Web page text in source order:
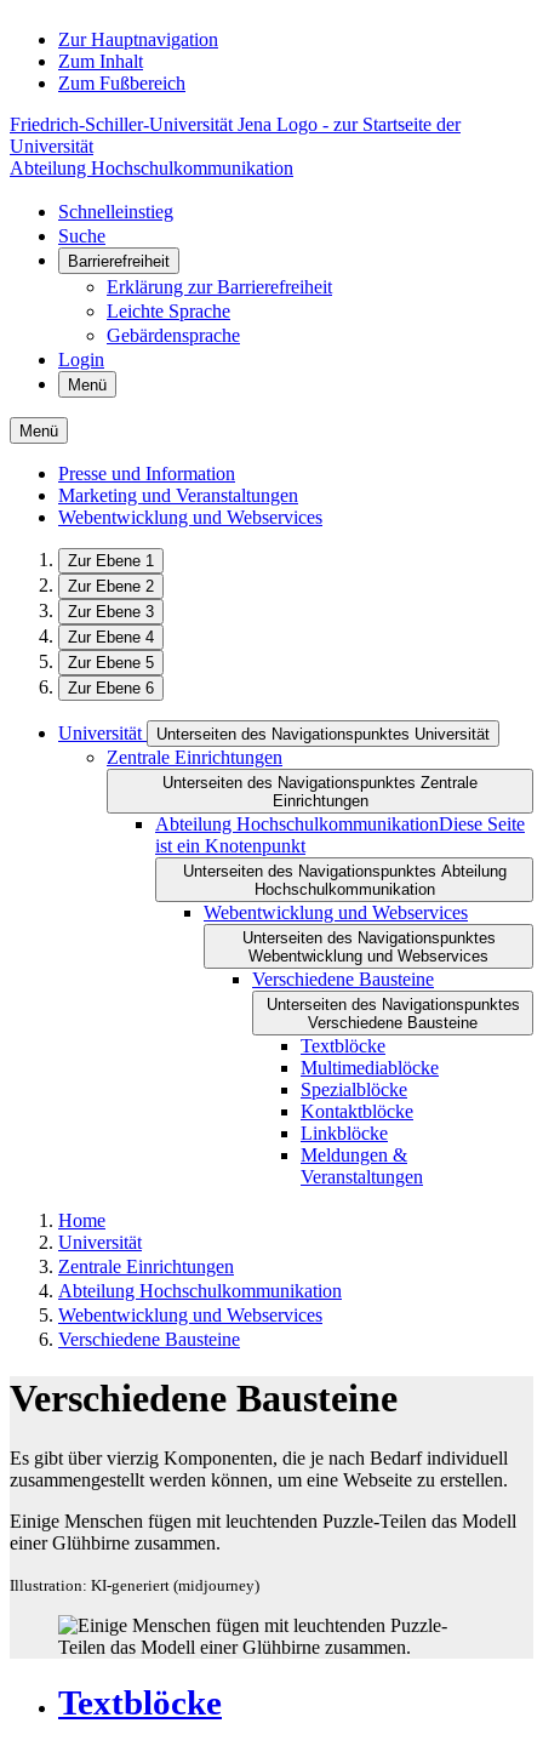
Zur Hauptnavigation
Zum Inhalt
Zum Fußbereich
Friedrich-Schiller-Universität Jena Logo - zur Startseite der
Universität
Abteilung Hochschulkommunikation
Schnelleinstieg
Suche
Barrierefreiheit
Erklärung zur Barrierefreiheit
Leichte Sprache
Gebärdensprache
Login
Menü
Menü
Presse und Information
Marketing und Veranstaltungen
Webentwicklung und Webservices
Zur Ebene 1
Zur Ebene 2
Zur Ebene 3
Zur Ebene 4
Zur Ebene 5
Zur Ebene 6
Universität Unterseiten des Navigationspunktes Universität
Zentrale Einrichtungen
Unterseiten des Navigationspunktes Zentrale
Einrichtungen
Abteilung HochschulkommunikationDiese Seite
ist ein Knotenpunkt
Unterseiten des Navigationspunktes Abteilung
Hochschulkommunikation
Webentwicklung und Webservices
Unterseiten des Navigationspunktes
Webentwicklung und Webservices
Verschiedene Bausteine
Unterseiten des Navigationspunktes
Verschiedene Bausteine
Textblöcke
Multimediablöcke
Spezialblöcke
Kontaktblöcke
Linkblöcke
Meldungen &
Veranstaltungen
Home
Universität
Zentrale Einrichtungen
Abteilung Hochschulkommunikation
Webentwicklung und Webservices
Verschiedene Bausteine
Verschiedene Bausteine
Es gibt über vierzig Komponenten, die je nach Bedarf individuell
zusammengestellt werden können, um eine Webseite zu erstellen.
Einige Menschen fügen mit leuchtenden Puzzle-Teilen das Modell
einer Glühbirne zusammen.
Illustration: KI-generiert (midjourney)
Textblöcke